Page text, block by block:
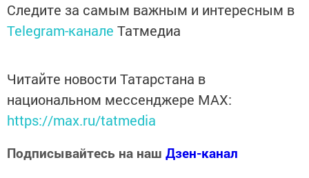
Следите за самым важным и интересным в
Telegram-канале Татмедиа
Читайте новости Татарстана в
национальном мессенджере MАХ:
https://max.ru/tatmedia
Подписывайтесь на наш Дзен-канал